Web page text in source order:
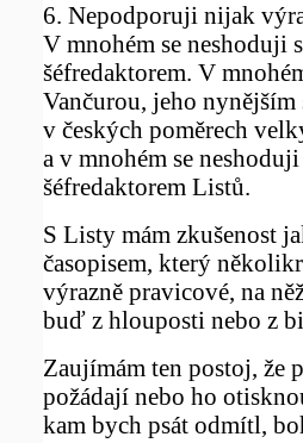
6. Nepodporuji nijak
V mnohém se neshoduji
šéfredaktorem. V
Vančurou, jeho nynějším
v českých poměrech
a v mnohém se
šéfredaktorem Listů.
S Listy mám zkušenost
časopisem, který
výrazně pravicové, na
buď z hlouposti nebo z
Zaujímám ten postoj, že
požádají nebo ho
kam bych psát odmítl,